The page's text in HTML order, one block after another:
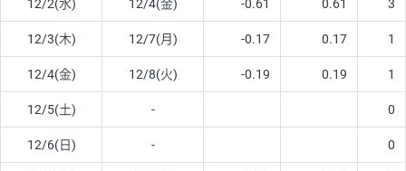
12/2(水) 12/4(金) -0.61 0.61 3
12/3(木) 12/7(月) -0.17 0.17 1
12/4(金) 12/8(火) -0.19 0.19 1
12/5(土) - 0
12/6(日) - 0